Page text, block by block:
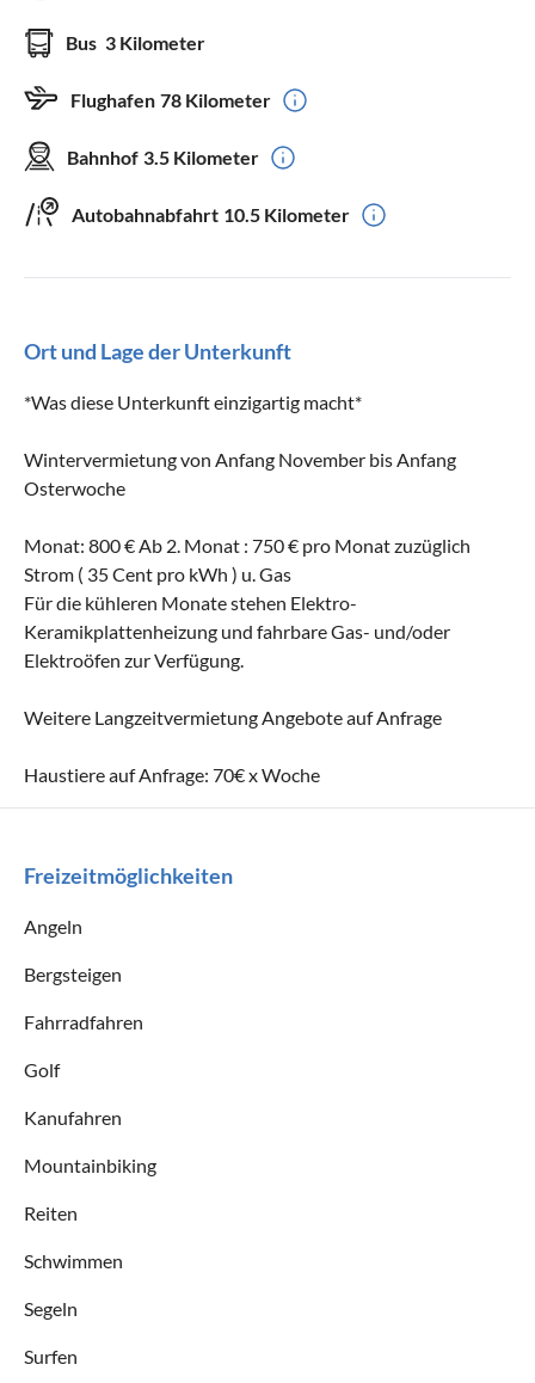
Bus 3 Kilometer
Flughafen 78 Kilometer
Bahnhof 3.5 Kilometer
Autobahnabfahrt 10.5 Kilometer
Ort und Lage der Unterkunft
*Was diese Unterkunft einzigartig macht*
Wintervermietung von Anfang November bis Anfang
Osterwoche
Monat: 800 € Ab 2. Monat : 750 € pro Monat zuzüglich
Strom ( 35 Cent pro kWh ) u. Gas
Für die kühleren Monate stehen Elektro-
Keramikplattenheizung und fahrbare Gas- und/oder
Elektroöfen zur Verfügung.
Weitere Langzeitvermietung Angebote auf Anfrage
Haustiere auf Anfrage: 70€ x Woche
Freizeitmöglichkeiten
Angeln
Bergsteigen
Fahrradfahren
Golf
Kanufahren
Mountainbiking
Reiten
Schwimmen
Segeln
Surfen